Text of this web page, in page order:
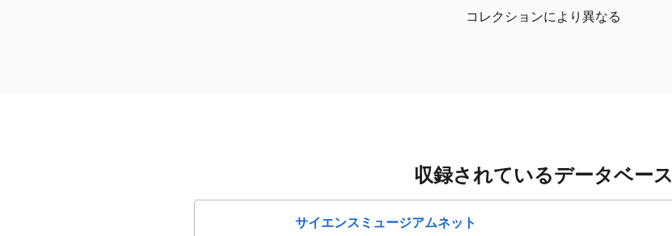
コレクションにより異なる
収録されているデータベース
サイエンスミュージアムネット